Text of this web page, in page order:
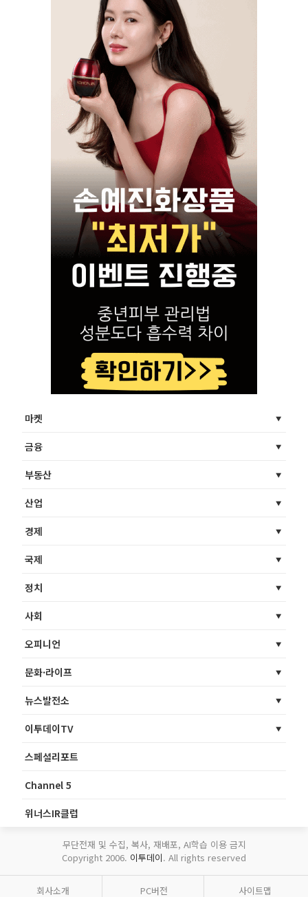
마켓
금융
부동산
산업
경제
국제
정치
사회
오피니언
문화·라이프
뉴스발전소
이투데이TV
스페셜리포트
Channel 5
위너스IR클럽
무단전재 및 수집, 복사, 재배포, AI학습 이용 금지
Copyright 2006. 이투데이. All rights reserved
회사소개 PC버전 사이트맵